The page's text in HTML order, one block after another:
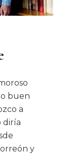
buen
a
diría
y